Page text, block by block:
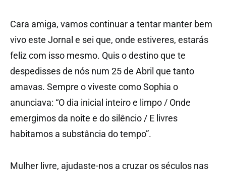
Cara amiga, vamos continuar a tentar manter bem
vivo este Jornal e sei que, onde estiveres, estarás
feliz com isso mesmo. Quis o destino que te
despedisses de nós num 25 de Abril que tanto
amavas. Sempre o viveste como Sophia o
anunciava: “O dia inicial inteiro e limpo / Onde
emergimos da noite e do silêncio / E livres
habitamos a substância do tempo”.
Mulher livre, ajudaste-nos a cruzar os séculos nas